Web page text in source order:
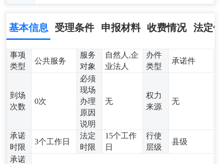
基本信息 受理条件 申报材料 收费情况 法定
事项
类型
公共服务
服务
对象
自然人,企
业法人
办件
类型
承诺件
到场
次数
0次
必须
现场
办理
原因
说明
无
权力
来源
无
承诺
时限
3个工作日
法定
时限
15个工作
日
行使
层级
县级
承诺